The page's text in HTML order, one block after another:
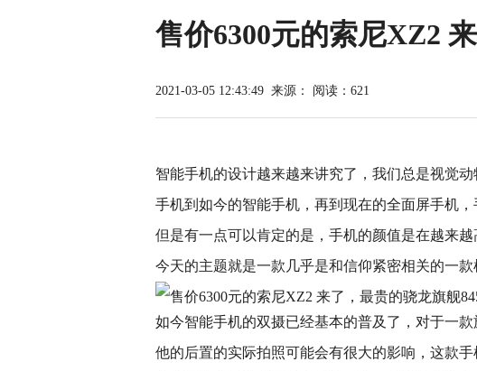
售价6300元的索尼XZ2
2021-03-05 12:43:49 来源： 阅读：621
智能手机的设计越来越来讲究了，我们总是视觉
手机到如今的智能手机，再到现在的全面屏手机
但是有一点可以肯定的是，手机的颜值是在越来
今天的主题就是一款几乎是和信仰紧密相关的一
如今智能手机的双摄已经基本的普及了，对于一
他的后置的实际拍照可能会有很大的影响，这款